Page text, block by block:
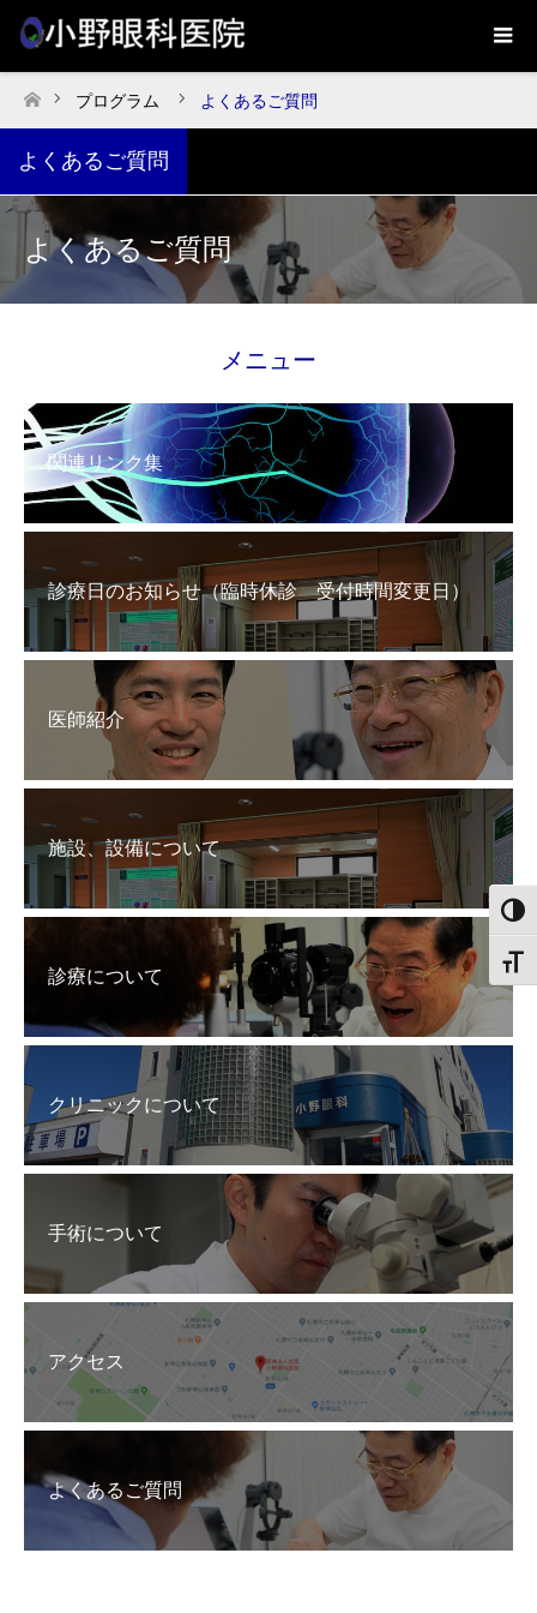
白黒
文字
ホーム
プログラム よくあるご質問
よくあるご質問
よくあるご質問
メニュー
関連リンク集
診療日のお知らせ（臨時休診 受付時間変更日）
医師紹介
施設、設備について
診療について
クリニックについて
手術について
アクセス
よくあるご質問